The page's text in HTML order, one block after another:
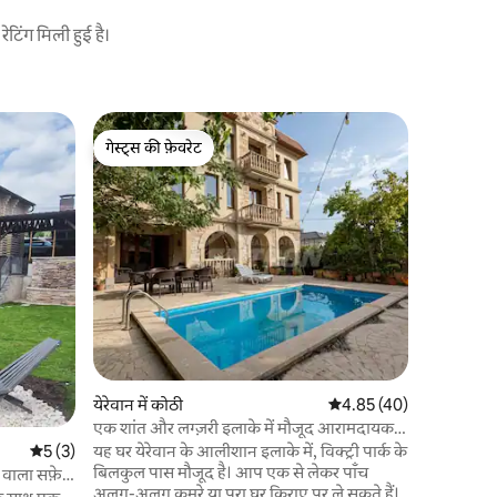
मिली हुई है।
औसत रेटिंग 5 में से 5, 3 समीक्षाएँ
5 (3)
वाला सफ़ेद
गेस्ट्स की फ़ेवरेट
गेस्ट्स की फ़ेवरेट
येरेवान में कोठी औसत रेटिंग 5 में से 4.85,
4.85 (40)
एक शांत और लग्ज़री इलाके में मौजूद आरामदायक
विला
यह घर येरेवान के आलीशान इलाके में, विक्ट्री पार्क के
बिलकुल पास मौजूद है। आप एक से लेकर पाँच